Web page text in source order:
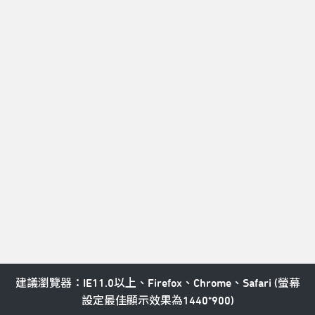
建議瀏覽器：IE11.0以上、Firefox、Chrome、Safari (螢幕
設定最佳顯示效果為1440*900)